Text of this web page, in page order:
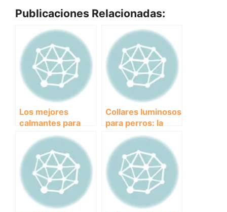
Publicaciones Relacionadas:
Los mejores
calmantes para
perros: alivio
seguro y efectivo
para su ansiedad y
estrés
Collares luminosos
para perros: la
solución para
paseos nocturnos
más seguros.